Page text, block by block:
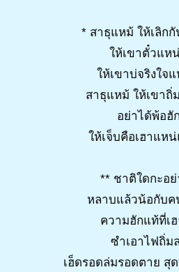
* สาธุแหม้ ให้เลิก
ให้เขาตั๋วแห
ให้เขาบ่จริงใจ
สาธุแหม้ ให้เขา
อย่าได้พ้อฮั
ให้เจ็บคือเฮาแห
** ชาติใดกะอ
หลาบแล้วน้อกับค
ความฮักแท้ที่เฮ
ซำเอาไฟถิ่ม
เฮ็ดรอดล่มรอดตาย สุ